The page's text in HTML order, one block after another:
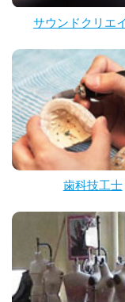
サウンドクリエ
歯科技工士